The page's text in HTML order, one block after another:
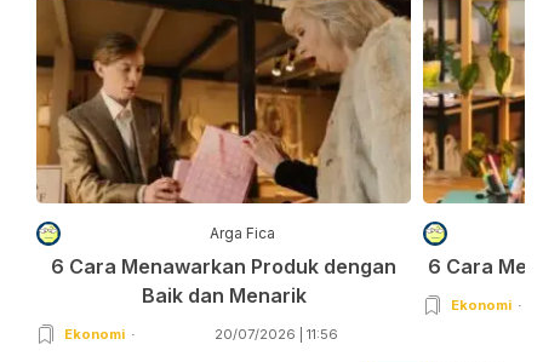
Arga Fica
6 Cara Menawarkan Produk dengan
Baik dan Menarik
Ekonomi 20/07/2026 | 11:56
6 Cara
Ekonomi